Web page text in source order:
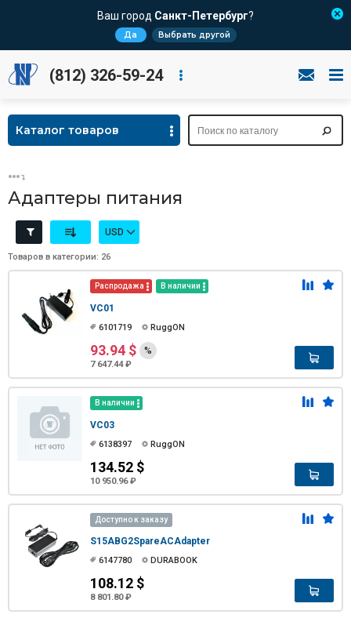
Ваш город Санкт-Петербург?
Да Выбрать другой
(812) 326-59-24
Каталог товаров
Адаптеры питания
USD
Товаров в категории: 26
Распродажа В наличии
VC01
6101719 RuggON
93.94 $
7 647.44 ₽
%
В наличии
VC03
6138397 RuggON
134.52 $
10 950.96 ₽
Доступно к заказу
S15ABG2SpareACAdapter
6147780 DURABOOK
108.12 $
8 801.80 ₽